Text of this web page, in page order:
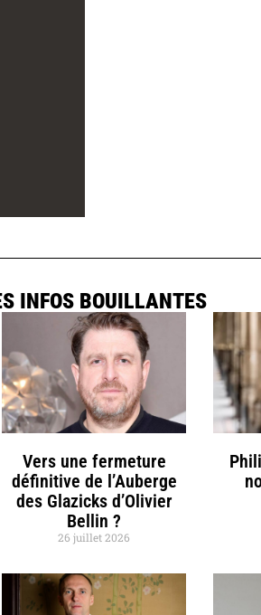
INFOS BOUILLANTES
Vers une fermeture
définitive de l’Auberge
des Glazicks d’Olivier
Bellin ?
26 juillet 2026